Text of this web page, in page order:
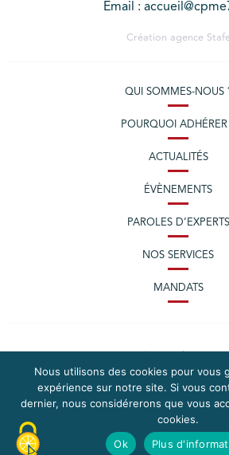
Email :
Création agence
QUI SOMMES-NOUS
POURQUOI ADHÉRER
ACTUALITÉS
ÉVÈNEMENTS
PAROLES D’EXPERTS
NOS SERVICES
MANDATS
PLAN DU SITE
MENTIONS
CONTACTEZ LA
Nous utilisons des cookies pour vous
expérience sur notre site. Si vous
dernier, nous considérerons que vous
cookies.
Ok
Plus